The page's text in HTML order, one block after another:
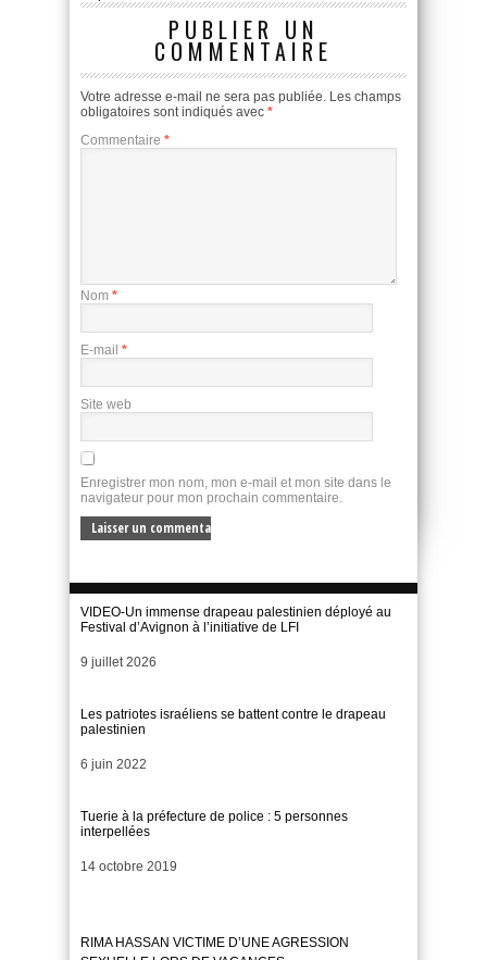
PUBLIER UN
COMMENTAIRE
Votre adresse e-mail ne sera pas publiée. Les champs
obligatoires sont indiqués avec *
Commentaire *
Nom *
E-mail *
Site web
Enregistrer mon nom, mon e-mail et mon site dans le
navigateur pour mon prochain commentaire.
VIDEO-Un immense drapeau palestinien déployé au
Festival d’Avignon à l’initiative de LFI
Date
9 juillet 2026
Les patriotes israéliens se battent contre le drapeau
palestinien
Date
6 juin 2022
Tuerie à la préfecture de police : 5 personnes
interpellées
Date
14 octobre 2019
RIMA HASSAN VICTIME D’UNE AGRESSION